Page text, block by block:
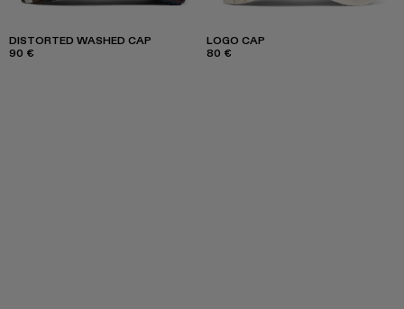
DISTORTED WASHED CAP
90 €
LOGO CAP
80 €